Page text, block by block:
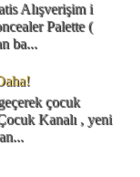
Alışverişim i
Palette (
ba...
çocuk
Kanalı , yeni